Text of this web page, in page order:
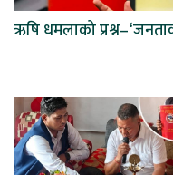
ऋषि धमलाको